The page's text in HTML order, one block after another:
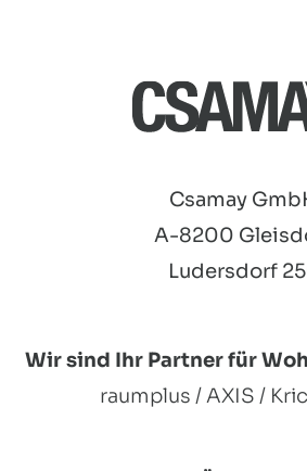
Csamay
A-8200
Ludersdorf
Wir sind Ihr Partner für
raumplus / AXIS /